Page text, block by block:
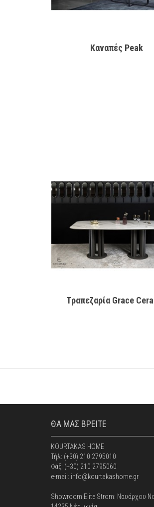
Καναπές Peak
Tραπεζαρία Grace
ΘΑ ΜΑΣ ΒΡΕΙΤΕ
KOURTAKAS HOME
Τήλ: (+30) 210 2795010
Φάξ: (+30) 210 2795060
e-mail: info@kourtakashome.gr
Showroom Elite Strom: Nαυάρχου